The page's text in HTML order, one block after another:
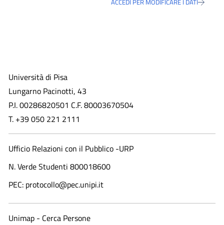
ACCEDI PER MODIFICARE I DATI
Università di Pisa
Lungarno Pacinotti, 43
P.I. 00286820501 C.F. 80003670504
T. +39 050 221 2111
Ufficio Relazioni con il Pubblico -URP
N. Verde Studenti 800018600​
PEC: protocollo@pec.unipi.it
Unimap - Cerca Persone